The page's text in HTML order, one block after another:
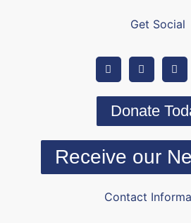
Get Social
Donate
Receive our
Contact